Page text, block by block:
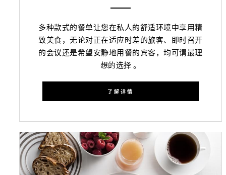
多种款式的餐单让您在私人的舒适环境中享用精
致美食，无论对正在适应时差的旅客、即时召开
的会议还是希望安静地用餐的宾客，均可谓最理
想的选择 。
了解详情